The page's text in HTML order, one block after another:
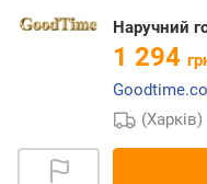
Наручний
1 294
(Харків)